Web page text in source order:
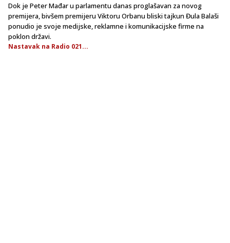
Dok je Peter Mađar u parlamentu danas proglašavan za novog
premijera, bivšem premijeru Viktoru Orbanu bliski tajkun Đula Balaši
ponudio je svoje medijske, reklamne i komunikacijske firme na
poklon državi.
Nastavak na Radio 021...